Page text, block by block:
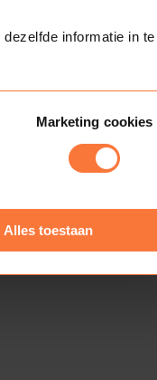
informatie in te
Marketing cookies
Alles toestaan